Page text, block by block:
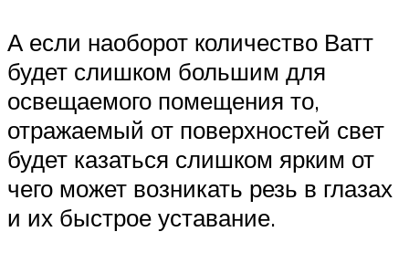
А если наоборот количество Ватт
будет слишком большим для
освещаемого помещения то,
отражаемый от поверхностей свет
будет казаться слишком ярким от
чего может возникать резь в глазах
и их быстрое уставание.